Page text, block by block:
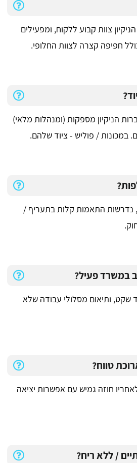
צוות קבוע ללקוח, ומפעילים
חפיפה קצרה לצוות החלופי.
הניקיון מספקות (ומנהלות מלאי)
במכונות / פוליש - ציוד שלהם.
נדרשות התאמות קלות בתעריף /
במשרד פעיל?
שקט, ותיאום מסלולי עבודה שלא
טווח?
חוזה גמיש עם אפשרות יציאה
/ ללא ריח?